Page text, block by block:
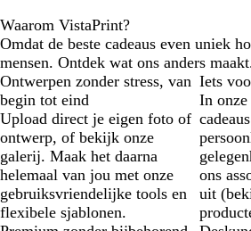
Waarom VistaPrint?
Omdat de beste cadeaus even uniek
mensen. Ontdek wat ons anders
Ontwerpen zonder stress, van
begin tot eind
Upload direct je eigen foto of
ontwerp, of bekijk onze
galerij. Maak het daarna
helemaal van jou met onze
gebruiksvriendelijke tools en
flexibele sjablonen.
Iets
In
ons
uit